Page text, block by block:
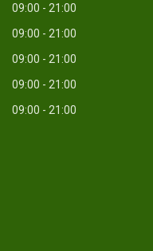
09:00
21:00
09:00
21:00
09:00
21:00
09:00
21:00
09:00 21:00